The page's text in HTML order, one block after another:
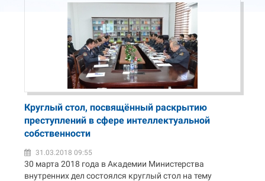
Круглый стол, посвящённый раскрытию
преступлений в сфере интеллектуальной
собственности
31.03.2018 09:55
30 марта 2018 года в Академии Министерства
внутренних дел состоялся круглый стол на тему